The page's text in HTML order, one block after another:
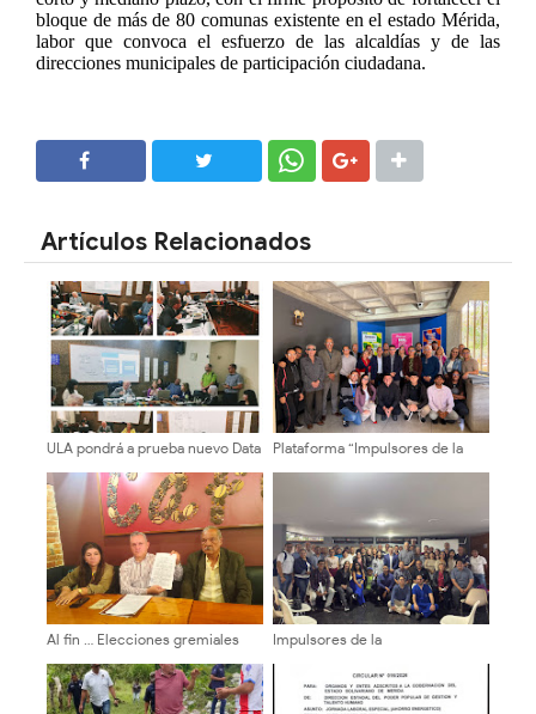
bloque de más de 80 comunas existente en el estado Mérida,
labor que convoca el esfuerzo de las alcaldías y de las
direcciones municipales de participación ciudadana.
Artículos Relacionados
ULA pondrá a prueba nuevo Data
residencias estudiantiles
Plataforma “Impulsores de la
recorre facultades y escuelas
Al fin … Elecciones gremiales
del Colegio de Abogados de
Mérida
Impulsores de la
activan estructura electoral en
facultades y núcleos